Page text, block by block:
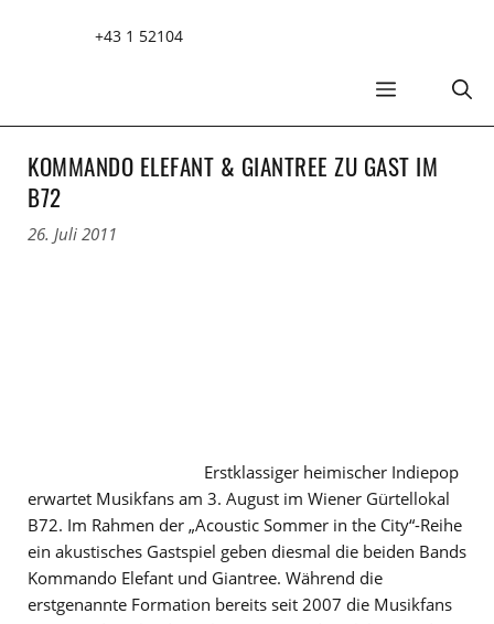
+43 1 52104
MENÜ
KOMMANDO ELEFANT & GIANTREE ZU GAST IM
B72
26. Juli 2011
Erstklassiger heimischer Indiepop
erwartet Musikfans am 3. August im Wiener Gürtellokal
B72. Im Rahmen der „Acoustic Sommer in the City“-Reihe
ein akustisches Gastspiel geben diesmal die beiden Bands
Kommando Elefant und Giantree. Während die
erstgenannte Formation bereits seit 2007 die Musikfans